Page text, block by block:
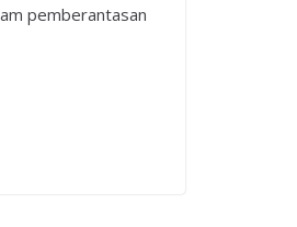
pemberantasan